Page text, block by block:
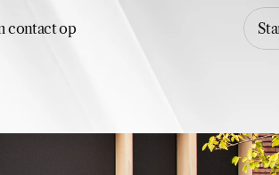
contact op